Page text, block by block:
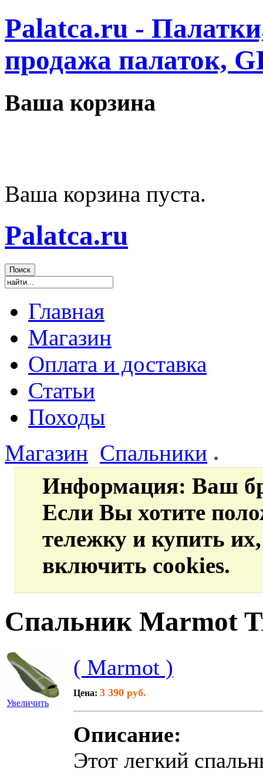
Palatca.ru -
продажа палаток,
Ваша корзина
Ваша корзина пуста.
Palatca.ru
Главная
Магазин
Оплата и доставка
Статьи
Походы
Магазин Спальники
Информация: Ваш
Если Вы хотите
тележку и купить
включить cookies.
Спальник Marmot
Увеличить
( Marmot )
Цена: 3 390 руб.
Описание:
Этот легкий